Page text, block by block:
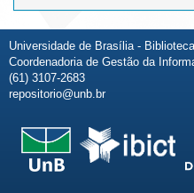
Universidade de Brasília -
Coordenadoria de Gestão da
(61) 3107-2683
repositorio@unb.br